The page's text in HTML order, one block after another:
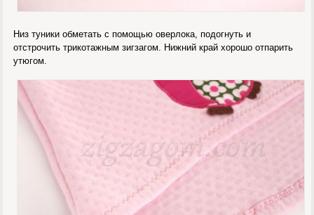
Низ туники обметать с помощью оверлока, подогнуть и
отстрочить трикотажным зигзагом. Нижний край хорошо отпарить
утюгом.